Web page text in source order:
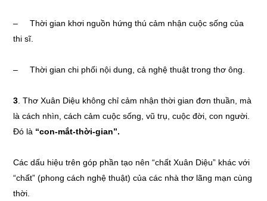
– Thời gian khơi nguồn hứng thú cảm nhận cuộc sống của
thi sĩ.
– Thời gian chi phối nội dung, cả nghệ thuật trong thơ ông.
3 . Thơ Xuân Diệu không chỉ cảm nhận thời gian đơn thuần, mà
là cách nhìn, cách cảm cuộc sống, vũ trụ, cuộc đời, con người.
Đó là “con-mắt-thời-gian”.
Các dấu hiệu trên góp phần tạo nên “chất Xuân Diệu” khác với
“chất” (phong cách nghệ thuật) của các nhà thơ lãng mạn cùng
thời.